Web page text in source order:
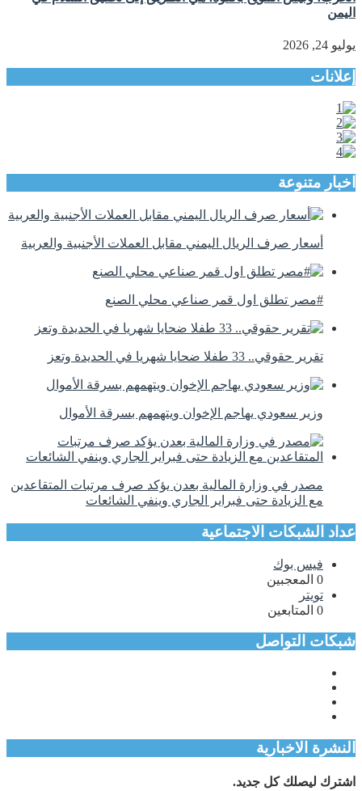
اليمن
يوليو 24, 2026
إعلانات
اخبار متنوعة
أسعار صرف الريال اليمني مقابل العملات الأجنبية والعربية
#مصر تطلق اول قمر صناعي محلي الصنع
تقرير حقوقي.. 33 طفلا ضحايا شهريا في الحديدة وتعز
وزير سعودي يهاجم الإخوان ويتهمهم بسرقة الأموال
مصدر في وزارة المالية بعدن يؤكد صرف مرتبات المتقاعدين
مع الزيادة حتى فبراير الجاري وينفي الشائعات
عداد الشبكات الاجتماعية
فيس بوك
0 المعجبين
تويتر
0 المتابعين
شبكات التواصل
النشرة الاخبارية
اشترك ليصلك كل جديد.